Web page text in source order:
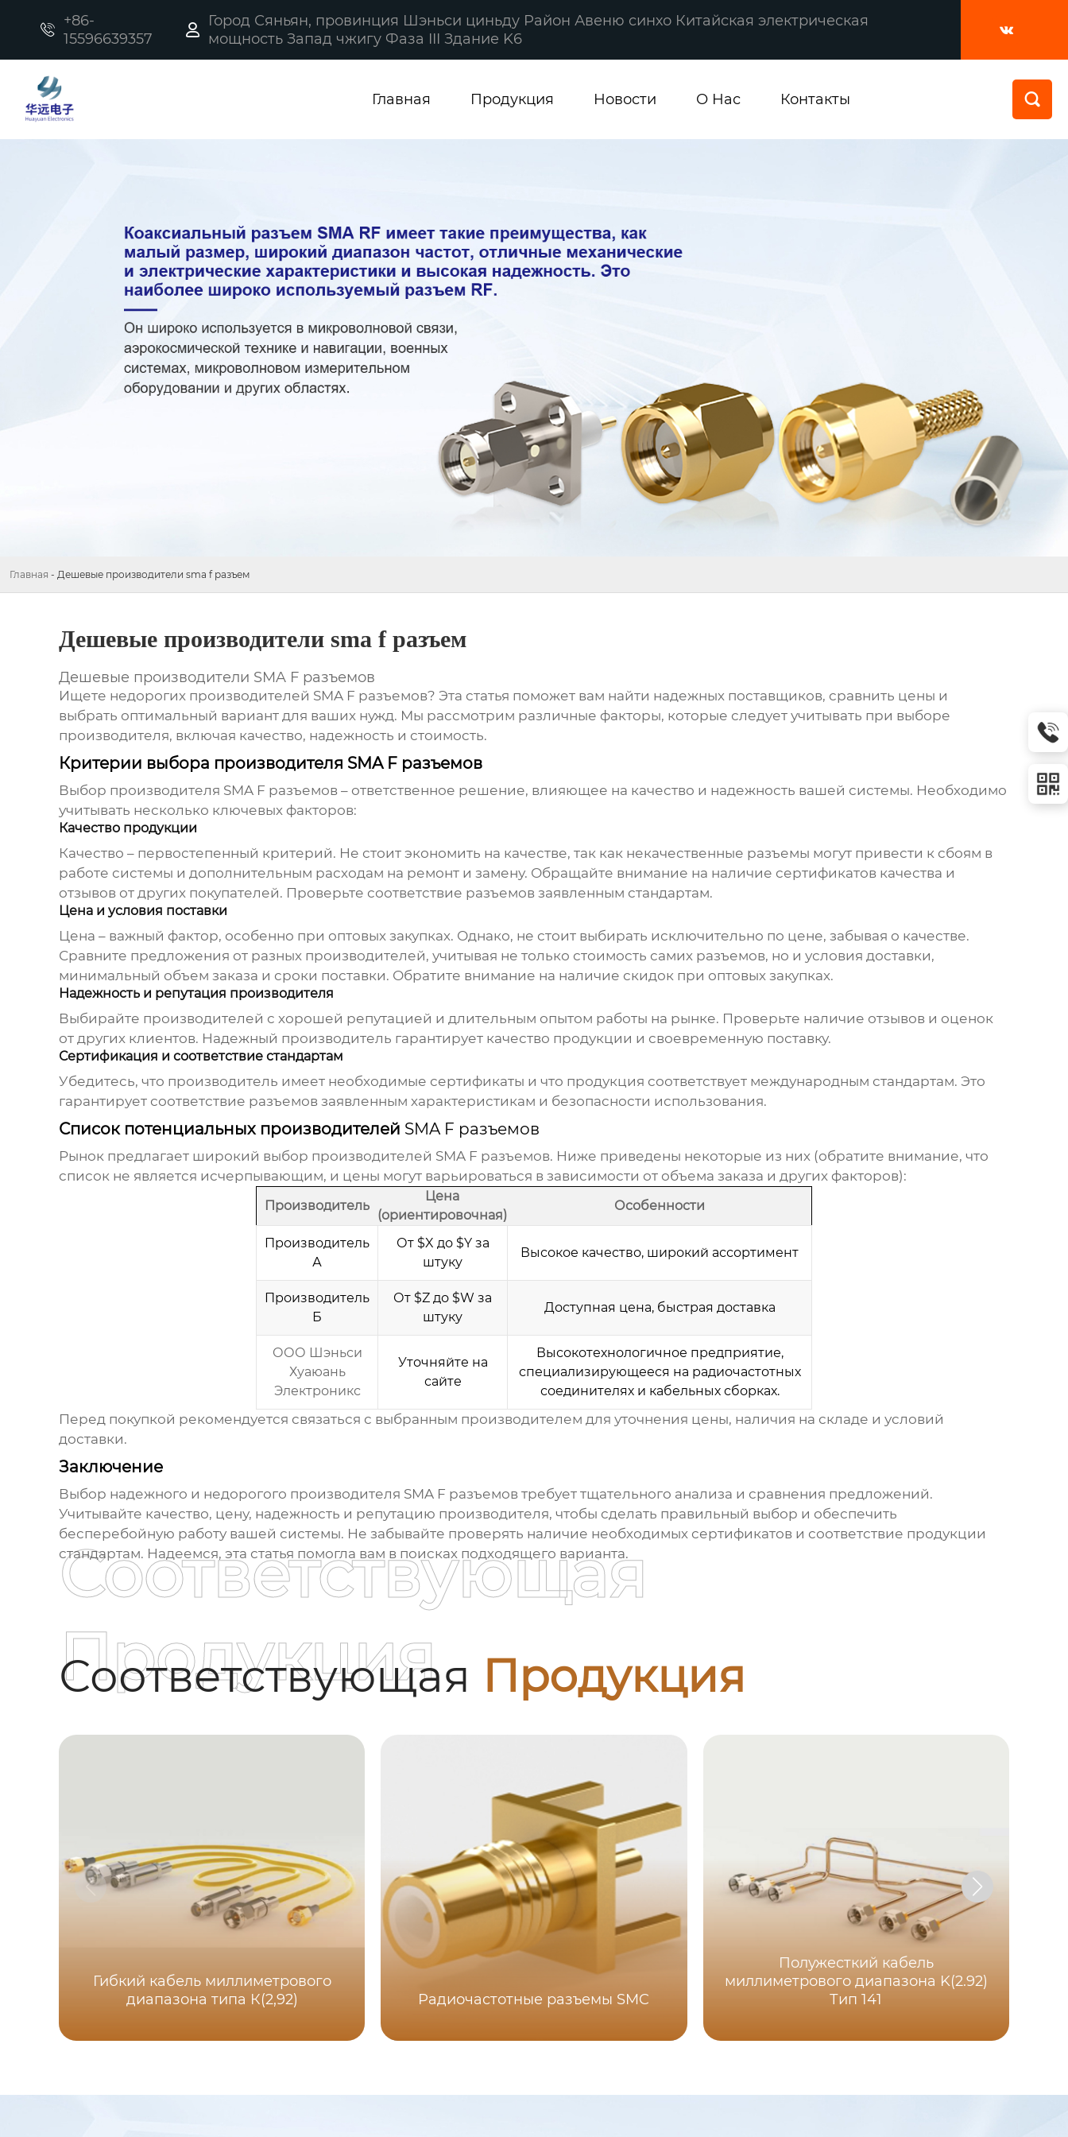

+86-
15596639357

Город Сяньян, провинция Шэньси циньду Район Авеню синхо Китайская электрическая
мощность Запад чжигу Фаза III Здание K6

Главная Продукция Новости О Нас Контакты 
Главная - Дешевые производители sma f разъем
Дешевые производители sma f разъем
Дешевые производители SMA F разъемов
Ищете недорогих производителей SMA F разъемов? Эта статья поможет вам найти надежных поставщиков, сравнить цены и
выбрать оптимальный вариант для ваших нужд. Мы рассмотрим различные факторы, которые следует учитывать при выборе
производителя, включая качество, надежность и стоимость.
Критерии выбора производителя SMA F разъемов
Выбор производителя SMA F разъемов– ответственное решение, влияющее на качество и надежность вашей системы. Необходимо
учитывать несколько ключевых факторов:
Качество продукции
Качество – первостепенный критерий. Не стоит экономить на качестве, так как некачественные разъемы могут привести к сбоям в
работе системы и дополнительным расходам на ремонт и замену. Обращайте внимание на наличие сертификатов качества и
отзывов от других покупателей. Проверьте соответствие разъемов заявленным стандартам.
Цена и условия поставки
Цена – важный фактор, особенно при оптовых закупках. Однако, не стоит выбирать исключительно по цене, забывая о качестве.
Сравните предложения от разных производителей, учитывая не только стоимость самих разъемов, но и условия доставки,
минимальный объем заказа и сроки поставки. Обратите внимание на наличие скидок при оптовых закупках.
Надежность и репутация производителя
Выбирайте производителей с хорошей репутацией и длительным опытом работы на рынке. Проверьте наличие отзывов и оценок
от других клиентов. Надежный производитель гарантирует качество продукции и своевременную поставку.
Сертификация и соответствие стандартам
Убедитесь, что производитель имеет необходимые сертификаты и что продукция соответствует международным стандартам. Это
гарантирует соответствие разъемов заявленным характеристикам и безопасности использования.
Список потенциальных производителей SMA F разъемов
Рынок предлагает широкий выбор производителей SMA F разъемов. Ниже приведены некоторые из них (обратите внимание, что
список не является исчерпывающим, и цены могут варьироваться в зависимости от объема заказа и других факторов):
Производитель
Цена
(ориентировочная)
Особенности
Производитель
А
От $X до $Y за
штуку
Высокое качество, широкий ассортимент
Производитель
Б
От $Z до $W за
штуку
Доступная цена, быстрая доставка
ООО Шэньси
Хуаюань
Электроникс
Уточняйте на
сайте
Высокотехнологичное предприятие,
специализирующееся на радиочастотных
соединителях и кабельных сборках.
Перед покупкой рекомендуется связаться с выбранным производителем для уточнения цены, наличия на складе и условий
доставки.
Заключение
Выбор надежного и недорогого производителя SMA F разъемовтребует тщательного анализа и сравнения предложений.
Учитывайте качество, цену, надежность и репутацию производителя, чтобы сделать правильный выбор и обеспечить
бесперебойную работу вашей системы. Не забывайте проверять наличие необходимых сертификатов и соответствие продукции
стандартам. Надеемся, эта статья помогла вам в поисках подходящего варианта.
Соответствующая Продукция
Соответствующая
Продукция
Гибкий кабель миллиметрового
диапазона типа К(2,92)
Радиочастотные разъемы SMC
Полужесткий кабель
миллиметрового диапазона K(2.92)
Тип 141